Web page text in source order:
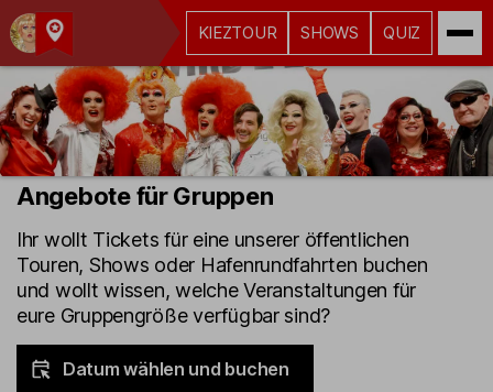
Kult-
Kieztouren
Hamburg
KIEZTOUR SHOWS QUIZ
Angebote für Gruppen
Ihr wollt Tickets für eine unserer öffentlichen
Touren, Shows oder Hafenrundfahrten buchen
und wollt wissen, welche Veranstaltungen für
eure Gruppengröße verfügbar sind?
Datum wählen und buchen